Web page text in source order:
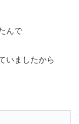
んで
いましたから